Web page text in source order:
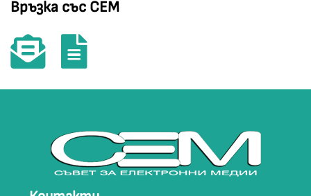
Връзка със СЕМ